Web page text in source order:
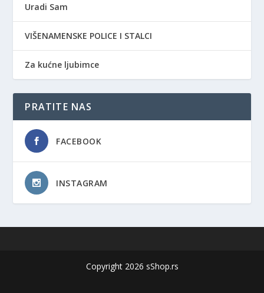
Uradi Sam
VIŠENAMENSKE POLICE I STALCI
Za kućne ljubimce
PRATITE NAS
FACEBOOK
INSTAGRAM
Copyright 2026 sShop.rs